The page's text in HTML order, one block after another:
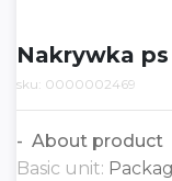
Nakrywka
sku: 0000002469
About product
Basic unit: